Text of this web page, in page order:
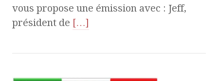
vous propose une émission avec : Jeff,
président de […]